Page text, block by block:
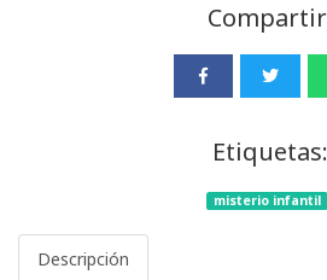
Etiquetas:
misterio infantil
Descripción